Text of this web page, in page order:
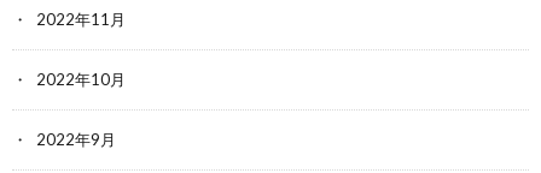
2022年11月
2022年10月
2022年9月